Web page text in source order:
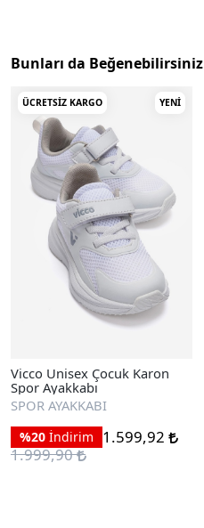
Bunları da Beğenebilirsiniz
ÜCRETSIZ KARGO YENI
Vicco Unisex Çocuk Karon
Spor Ayakkabı
SPOR AYAKKABI
%20 İndirim
1.599,92
1.999,90